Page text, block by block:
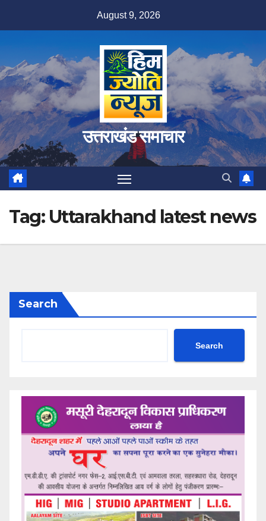
August 9, 2026
उत्तराखंड समाचार
Tag: Uttarakhand latest news
Search
Search